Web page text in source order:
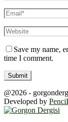
Save my name,
time I comment.
@2026 -
Developed by